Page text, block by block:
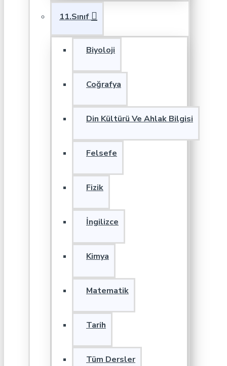
11.Sınıf
Biyoloji
Coğrafya
Din Kültürü Ve Ahlak Bilgisi
Felsefe
Fizik
İngilizce
Kimya
Matematik
Tarih
Tüm Dersler